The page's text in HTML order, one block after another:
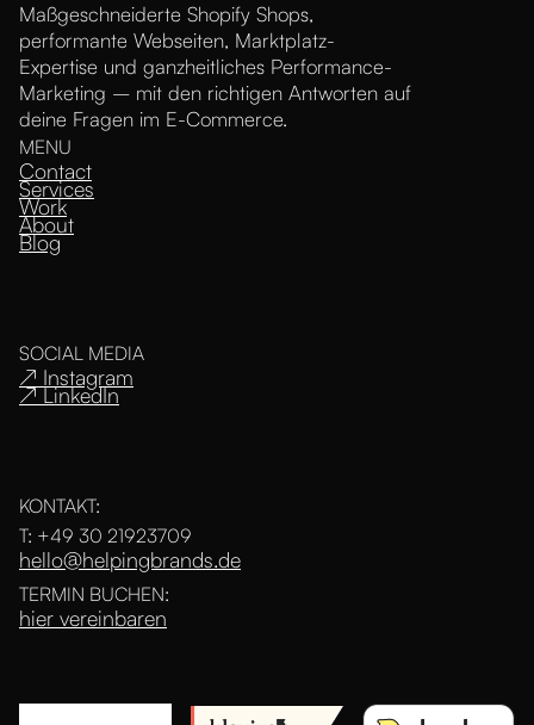
Maßgeschneiderte Shopify Shops,
performante Webseiten, Marktplatz-
Expertise und ganzheitliches Performance-
Marketing – mit den richtigen Antworten auf
deine Fragen im E-Commerce.
MENU
Contact
Services
Work
About
Blog
SOCIAL MEDIA
↗ Instagram
↗ LinkedIn
KONTAKT:
T: +49 30 21923709
hello@helpingbrands.de
TERMIN BUCHEN:
hier vereinbaren